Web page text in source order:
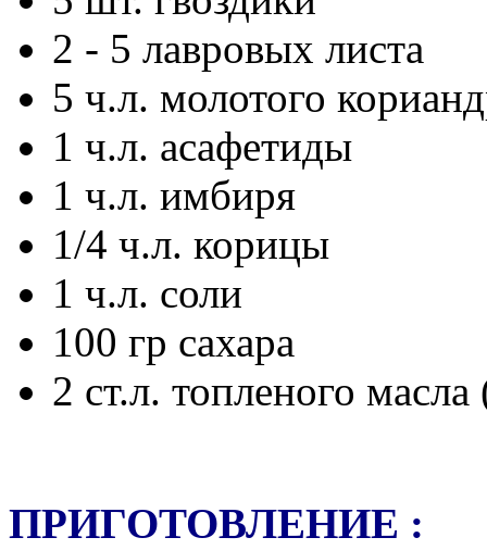
2 - 5 лавровых листа
5 ч.л. молотого
1 ч.л. асафетиды
1 ч.л. имбиря
1/4 ч.л. корицы
1 ч.л. соли
100 гр сахара
2 ст.л. топленого масла
ПРИГОТОВЛЕНИЕ :